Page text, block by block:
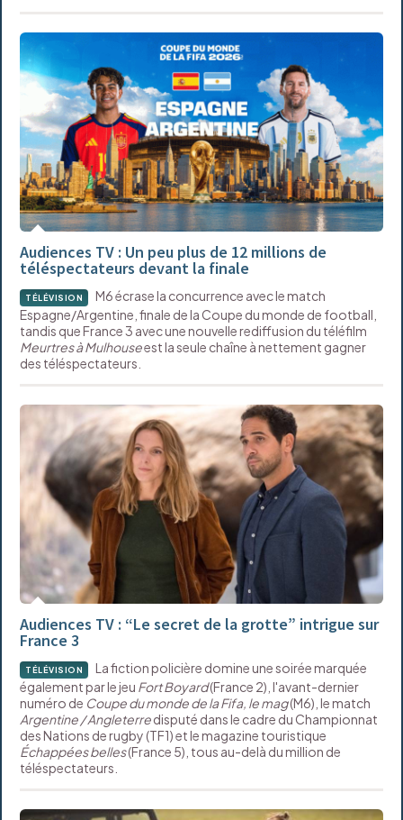
Audiences TV : Un peu plus de 12 millions de
téléspectateurs devant la finale
TÉLÉVISION
M6 écrase la concurrence avec le match
Espagne/Argentine, finale de la Coupe du monde de football,
tandis que France 3 avec une nouvelle rediffusion du téléfilm
Meurtres à Mulhouseest la seule chaîne à nettement gagner
des téléspectateurs.
Audiences TV : “Le secret de la grotte” intrigue sur
France 3
TÉLÉVISION
La fiction policière domine une soirée marquée
également par le jeu Fort Boyard(France 2), l'avant-dernier
numéro de Coupe du monde de la Fifa, le mag(M6), le match
Argentine / Angleterredisputé dans le cadre du Championnat
des Nations de rugby (TF1) et le magazine touristique
Échappées belles(France 5), tous au-delà du million de
téléspectateurs.